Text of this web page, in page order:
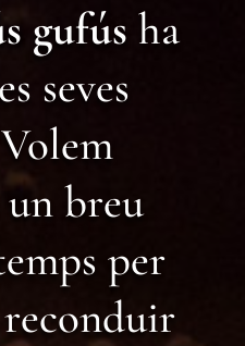
gufús ha
seves
breu
per